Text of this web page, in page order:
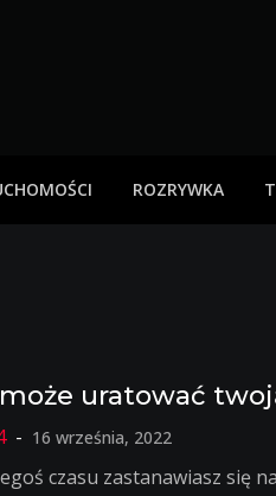
ROZRYWKA
uratować
16 września, 2022
czasu zastanawiasz się